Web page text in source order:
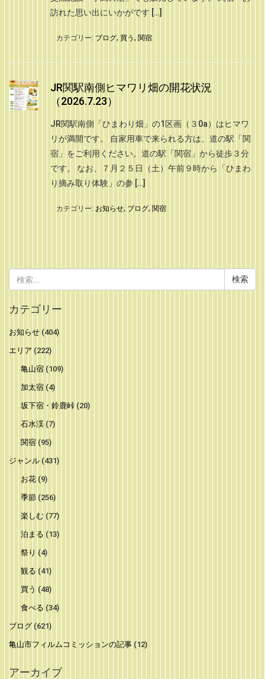
訪れた思い出にいかがです […]
カテゴリー: ブログ, 買う , 関宿
JR関駅南側ヒマワリ畑の開花状況
（2026.7.23）
JR関駅南側「ひまわり畑」の1区画（３0a）はヒマワ
リが満開です。 自家用車で来られる方は、道の駅「関
宿」をご利用ください。道の駅「関宿」から徒歩３分
です。 なお、７月２５日（土）午前９時から「ひまわ
り摘み取り体験」の参 […]
カテゴリー: お知らせ, ブログ, 関宿
索:
カテゴリー
お知らせ (404)
エリア (222)
亀山宿(109)
加太宿(4)
坂下宿・鈴鹿峠(20)
石水渓(7)
関宿(95)
ジャンル (431)
お花(9)
季節 (256)
楽しむ (77)
泊まる (13)
祭り (4)
観る (41)
買う (48)
食べる (34)
ブログ (621)
亀山市フィルムコミッションの記事 (12)
アーカイブ